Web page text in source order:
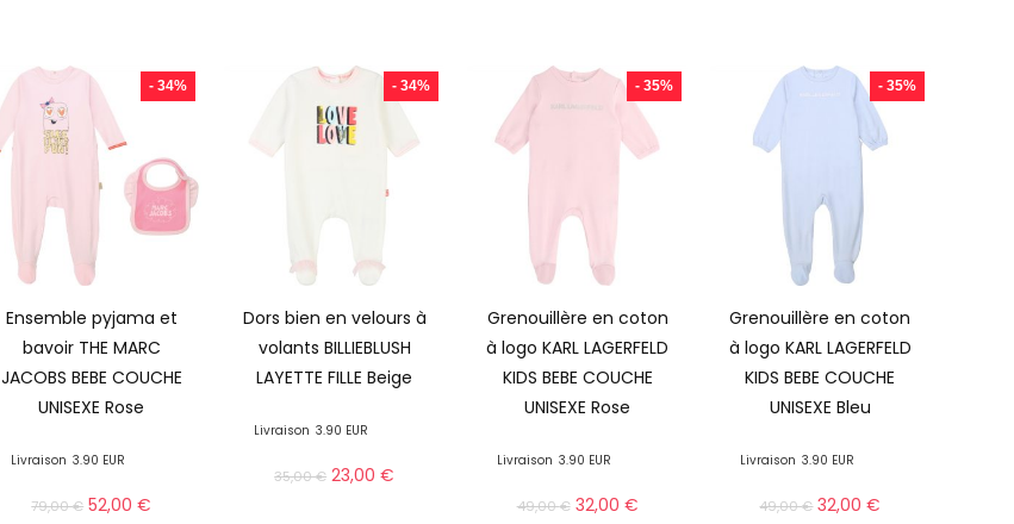
- 34%
Ensemble pyjama et
bavoir THE MARC
JACOBS BEBE COUCHE
UNISEXE Rose
Livraison 3.90 EUR
79,00€ 52,00€
- 34%
Dors bien en velours à
volants BILLIEBLUSH
LAYETTE FILLE Beige
Livraison 3.90 EUR
35,00€ 23,00€
- 35%
Grenouillère en coton
à logo KARL LAGERFELD
KIDS BEBE COUCHE
UNISEXE Rose
Livraison 3.90 EUR
49,00€ 32,00 €
- 35%
Grenouillère en coton
à logo KARL LAGERFELD
KIDS BEBE COUCHE
UNISEXE Bleu
Livraison 3.90 EUR
49,00€ 32,00€